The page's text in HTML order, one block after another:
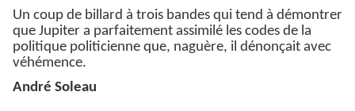
Un coup de billard à trois bandes qui tend à démontrer
que Jupiter a parfaitement assimilé les codes de la
politique politicienne que, naguère, il dénonçait avec
véhémence.
André Soleau